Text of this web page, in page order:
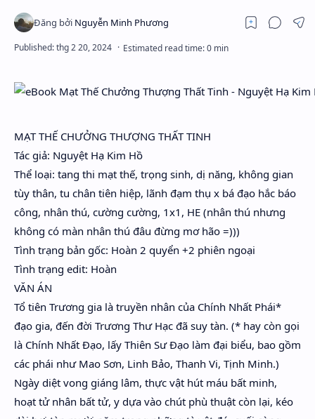
Hidden Menu
MẠT THẾ CHƯỞNG THƯỢNG THẤT TINH
Tác giả: Nguyệt Hạ Kim Hồ
Thể loại: tang thi mạt thế, trọng sinh, dị năng, không gian
tùy thân, tu chân tiên hiệp, lãnh đạm thụ x bá đạo hắc báo
công, nhân thú, cường cường, 1x1, HE (nhân thú nhưng
không có màn nhân thú đâu đừng mơ hão =)))
Tình trạng bản gốc: Hoàn 2 quyển +2 phiên ngoại
Tình trạng edit: Hoàn
VĂN ÁN
Tổ tiên Trương gia là truyền nhân của Chính Nhất Phái*
đạo gia, đến đời Trương Thư Hạc đã suy tàn. (* hay còn gọi
là Chính Nhất Đạo, lấy Thiên Sư Đạo làm đại biểu, bao gồm
các phái như Mao Sơn, Linh Bảo, Thanh Vi, Tịnh Minh.)
Ngày diệt vong giáng lâm, thực vật hút máu bất minh,
hoạt tử nhân bất tử, y dựa vào chút phù thuật còn lại, kéo